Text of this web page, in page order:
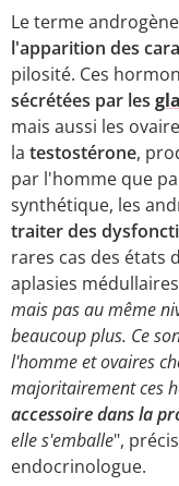
Le terme
l'apparition des
pilosité. Ces
sécrétées par les
mais aussi les
la testostérone,
par l'homme que
synthétique, les
traiter des
rares cas des états
aplasies
mais pas au même
beaucoup plus. Ce
l'homme et ovaires
majoritairement ces
accessoire dans la
elle s'emballe",
endocrinologue.